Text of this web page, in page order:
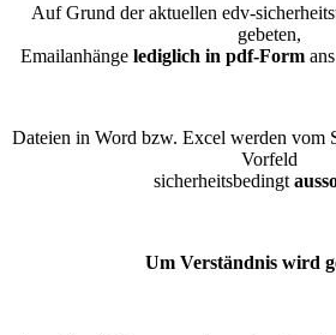
Auf Grund der aktuellen edv-
gebeten,
Emailanhänge lediglich in pdf-Formans
Dateien in Word bzw. Excel werden vom
Vorfeld
sicherheitsbedingt
Um Verständnis wird